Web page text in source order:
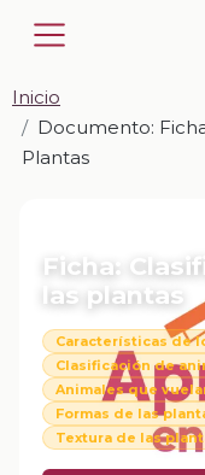
Inicio
Documento:
Plantas
Ficha:
las plantas
Características de
Clasificación de
Animales que
Formas de las
Textura de las